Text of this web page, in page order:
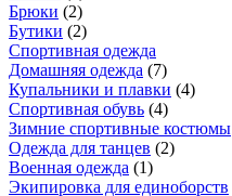
Брюки (2)
Бутики (2)
Спортивная одежда
Домашняя одежда (7)
Купальники и плавки (4)
Спортивная обувь (4)
Зимние спортивные костюмы
Одежда для танцев (2)
Военная одежда (1)
Экипировка для единоборств